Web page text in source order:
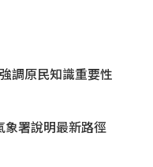
調原民知識重要性
象署說明最新路徑